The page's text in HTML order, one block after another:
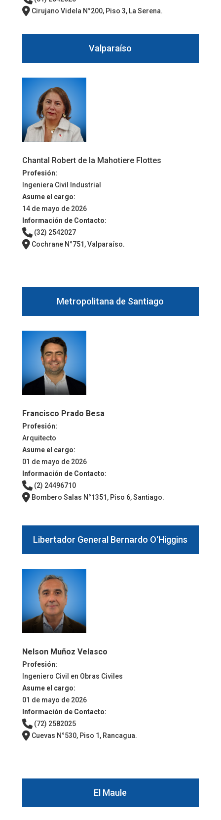
Cirujano Videla N°200, Piso 3, La Serena.
Valparaíso
Chantal Robert de la Mahotiere Flottes
Profesión:
Ingeniera Civil Industrial
Asume el cargo:
14 de mayo de 2026
Información de Contacto:
(32) 2542027
Cochrane N°751, Valparaíso.
Metropolitana de Santiago
Francisco Prado Besa
Profesión:
Arquitecto
Asume el cargo:
01 de mayo de 2026
Información de Contacto:
(2) 24496710
Bombero Salas N°1351, Piso 6, Santiago.
Libertador General Bernardo O'Higgins
Nelson Muñoz Velasco
Profesión:
Ingeniero Civil en Obras Civiles
Asume el cargo:
01 de mayo de 2026
Información de Contacto:
(72) 2582025
Cuevas N°530, Piso 1, Rancagua.
El Maule